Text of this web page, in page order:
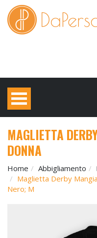
MAGLIETTA
DONNA
Home Abbigliamento
Maglietta Derby
Nero; M